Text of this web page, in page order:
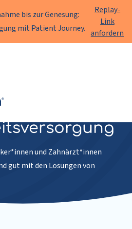
bis zur Genesung:
mit Patient Journey.
Replay-
Link
anfordern
und Zahnärzt*innen
gut mit den Lösungen von